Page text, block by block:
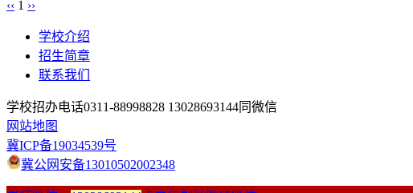
‹‹ 1 ››
学校介绍
招生简章
联系我们
学校招办电话0311-88998828 13028693144同微信
网站地图
冀ICP备19034539号
冀公网安备13010502002348